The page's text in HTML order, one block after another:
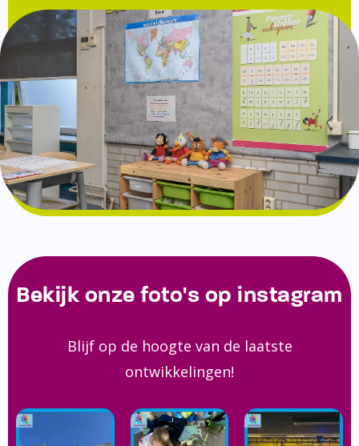
Bekijk onze foto's op instagram
Blijf op de hoogte van de laatste
ontwikkelingen!